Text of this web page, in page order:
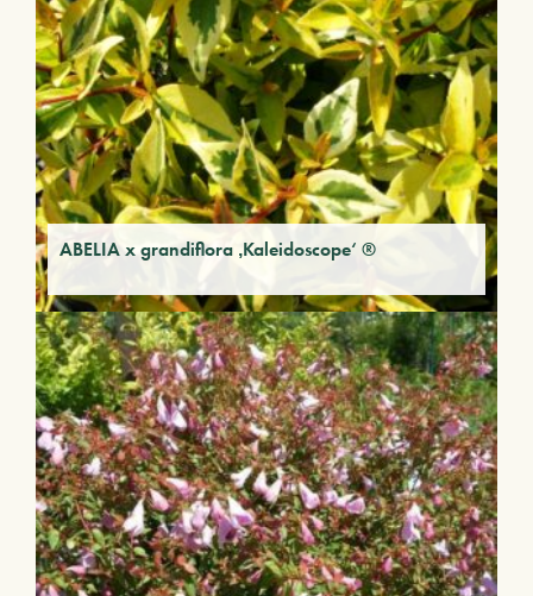
ABELIA x grandiflora ‚Kaleidoscope‘ ®